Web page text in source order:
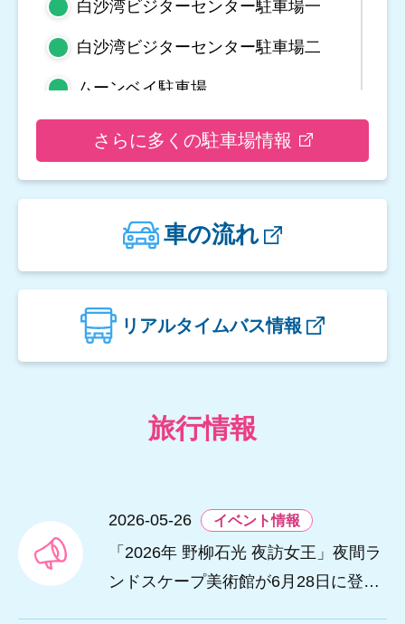
白沙湾ビジターセンター駐車場一
白沙湾ビジターセンター駐車場二
ムーンベイ駐車場
野柳地質公園駐車場
観音山遊客中心駐車場一
楓櫃斗湖駐車場
翡翠湾駐車場
さらに多くの駐車場情報
車の流れ
リアルタイムバス情報
旅行情報
2026-05-26 イベント情報
「2026年 野柳石光 夜訪女王」夜間ラ
ンドスケープ美術館が6月28日に登